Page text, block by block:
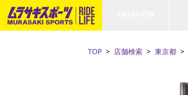
TOP 店舗検索 東京都